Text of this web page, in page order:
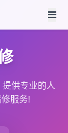
供专业的人
服务!